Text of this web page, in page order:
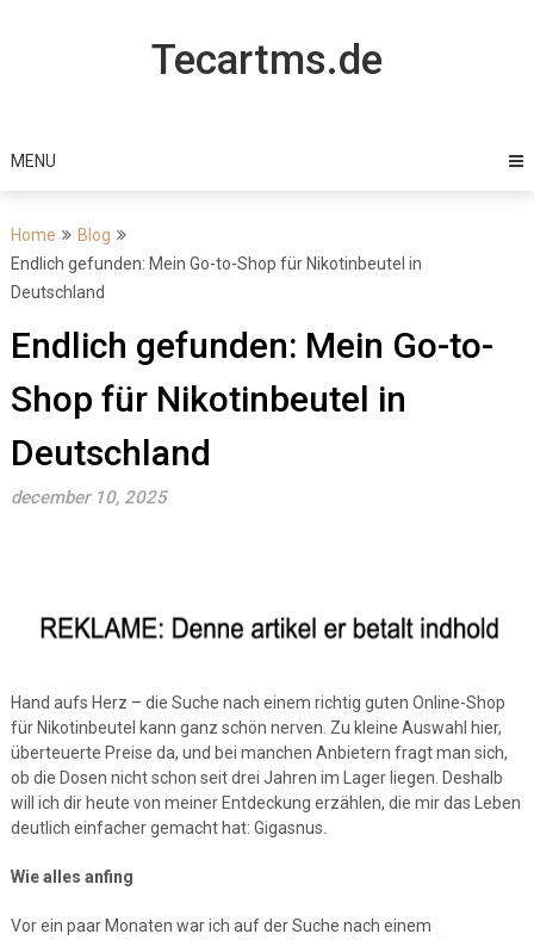
Tecartms.de
MENU
Home
Blog
Endlich gefunden: Mein Go-to-Shop für Nikotinbeutel in
Deutschland
Endlich gefunden: Mein Go-to-
Shop für Nikotinbeutel in
Deutschland
december 10, 2025
Hand aufs Herz – die Suche nach einem richtig guten Online-Shop
für Nikotinbeutel kann ganz schön nerven. Zu kleine Auswahl hier,
überteuerte Preise da, und bei manchen Anbietern fragt man sich,
ob die Dosen nicht schon seit drei Jahren im Lager liegen. Deshalb
will ich dir heute von meiner Entdeckung erzählen, die mir das Leben
deutlich einfacher gemacht hat: Gigasnus.
Wie alles anfing
Vor ein paar Monaten war ich auf der Suche nach einem